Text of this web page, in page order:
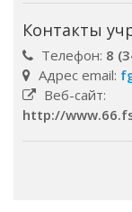
Контакты
Телефон: 8
Адрес email:
Веб-сайт:
http://